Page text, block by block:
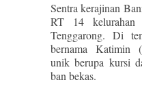
Sentra kerajinan
RT 14 kelurahan
Tenggarong. Di
bernama Katimin
unik berupa kursi
ban bekas.